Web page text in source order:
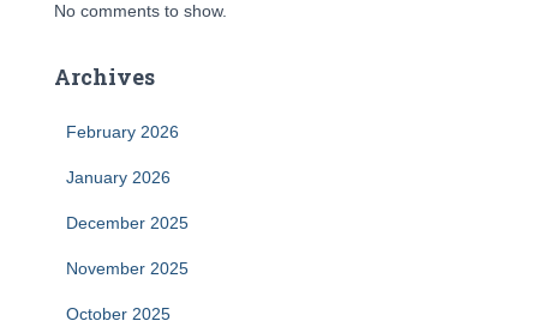
No comments to show.
Archives
February 2026
January 2026
December 2025
November 2025
October 2025